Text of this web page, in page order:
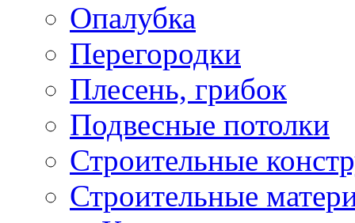
Опалубка
Перегородки
Плесень, грибок
Подвесные потолки
Строительные
Строительные